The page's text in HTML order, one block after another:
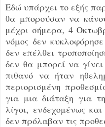
Εδώ υπάρχει το εξής
θα μπορούσαν να
μέχρι σήμερα, 4
νόμος δεν
δεν επέλθει
δεν θα μπορεί να
πιθανό να ήταν
περιορισμένη
για μια διάταξη για
λίγοι, ενδεχομένως
δεν πρόλαβαν τις